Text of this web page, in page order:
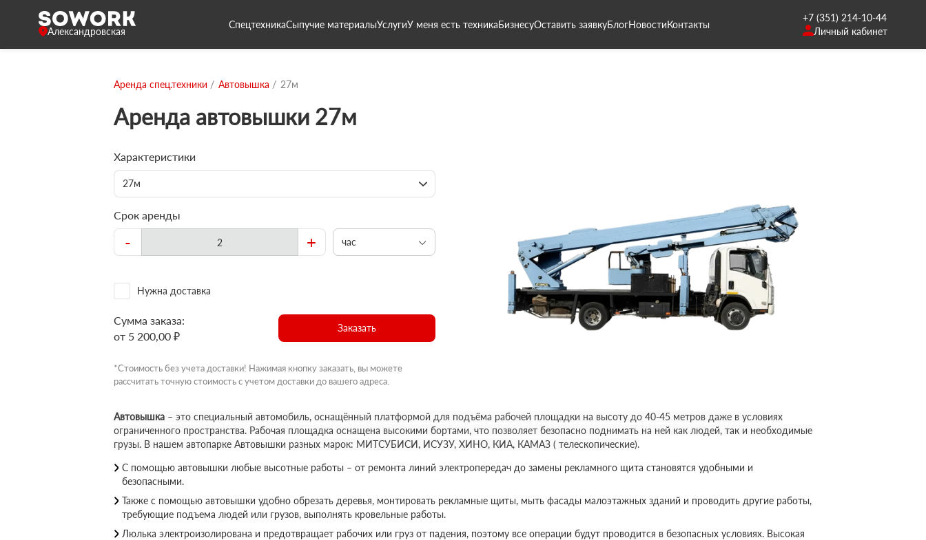
Александровская
СпецтехникаСыпучие материалыУслугиУ меня есть техникаБизнесуОставить заявкуБлогНовостиКонтакты
+7 (351) 214-10-44
Личный кабинет
Аренда спец.техники Автовышка 27м
Аренда автовышки 27м
Характеристики
27м
Срок аренды
- + час
Нужна доставка
Сумма заказа:
от 5 200,00 ₽
Заказать
*Стоимость без учета доставки! Нажимая кнопку заказать, вы можете
рассчитать точную стоимость с учетом доставки до вашего адреса.
Автовышка – это специальный автомобиль, оснащённый платформой для подъёма рабочей площадки на высоту до 40-45 метров даже в условиях
ограниченного пространства. Рабочая площадка оснащена высокими бортами, что позволяет безопасно поднимать на ней как людей, так и необходимые
грузы. В нашем автопарке Автовышки разных марок: МИТСУБИСИ, ИСУЗУ, ХИНО, КИА, КАМАЗ ( телескопические).
С помощью автовышки любые высотные работы – от ремонта линий электропередач до замены рекламного щита становятся удобными и
безопасными.
Также с помощью автовышки удобно обрезать деревья, монтировать рекламные щиты, мыть фасады малоэтажных зданий и проводить другие работы,
требующие подъема людей или грузов, выполнять кровельные работы.
Люлька электроизолирована и предотвращает рабочих или груз от падения, поэтому все операции будут проводится в безопасных условиях. Высокая